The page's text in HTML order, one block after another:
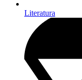
Literatura